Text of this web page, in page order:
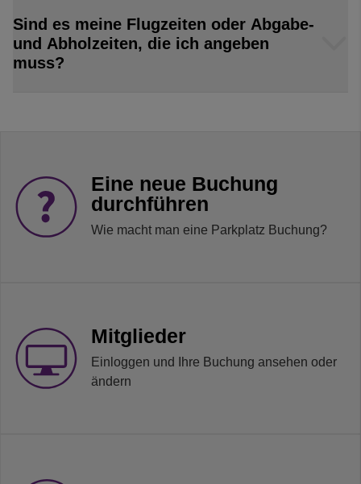
Sind es meine Flugzeiten oder Abgabe-
und Abholzeiten, die ich angeben
muss?
Eine neue Buchung
durchführen
Wie macht man eine Parkplatz Buchung?
Mitglieder
Einloggen und Ihre Buchung ansehen oder
ändern